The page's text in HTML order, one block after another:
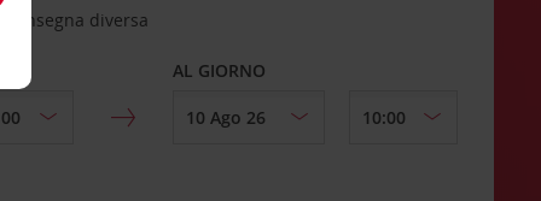
diversa
AL GIORNO